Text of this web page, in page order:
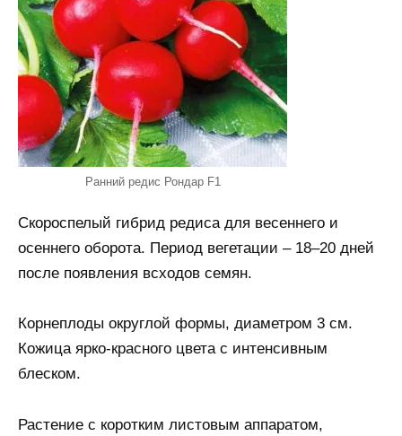
Ранний редис Рондар F1
Скороспелый гибрид редиса для весеннего и
осеннего оборота. Период вегетации – 18–20 дней
после появления всходов семян.
Корнеплоды округлой формы, диаметром 3 см.
Кожица ярко-красного цвета с интенсивным
блеском.
Растение с коротким листовым аппаратом,